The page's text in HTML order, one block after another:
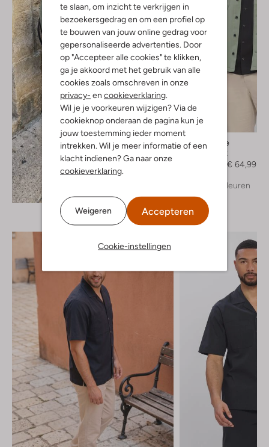
te slaan, om inzicht te verkrijgen in
bezoekersgedrag en om een profiel op
te bouwen van jouw online gedrag voor
gepersonaliseerde advertenties. Door
op "Accepteer alle cookies" te klikken,
ga je akkoord met het gebruik van alle
cookies zoals omschreven in onze
privacy- en cookieverklaring
Wil je je voorkeuren wijzigen? Via de
cookieknop onderaan de pagina kun je
jouw toestemming ieder moment
intrekken. Wil je meer informatie of een
klacht indienen? Ga naar onze
cookieverklaring
Weigeren Accepteren
Cookie-instellingen
-50%
Matinique
Overshirt
€ 64,99
+ meer kleuren